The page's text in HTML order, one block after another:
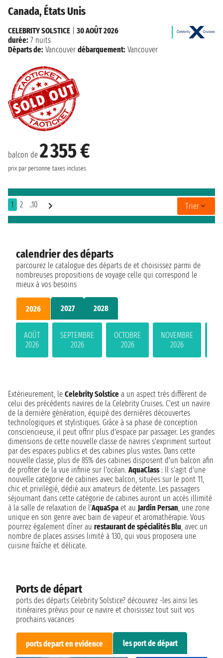
Canada, États Unis
balcon de 2 355 €
prix par personne taxes incluses
CELEBRITY SOLSTICE
30 AOÛT 2026
durée: 7 nuits
Départs de: Vancouver débarquement: Vancouver
1 2 ..10 Trier
calendrier des départs
parcourez le catalogue des départs de et choisissez parmi de
nombreuses propositions de voyage celle qui correspond le
mieux à vos besoins
2026 2027 2028
AOÛT
2026
SEPTEMBRE
2026
OCTOBRE
2026
NOVEMBRE
2026
Ports de départ
ports des départs Celebrity Solstice? découvrez -les ainsi les
itinéraires prévus pour ce navire et choisissez tout suit vos
prochains vacances
ports depart en evidence les port de départ
Extérieurement, le Celebrity Solstice a un aspect très différent de
celui des précédents navires de la Celebrity Cruises. C'est un navire
de la dernière génération, équipé des dernières découvertes
technologiques et stylistiques. Grâce à sa phase de conception
consciencieuse, il peut offrir plus d'espace par passager. Les grandes
dimensions de cette nouvelle classe de navires s'expriment surtout
par des espaces publics et des cabines plus vastes. Dans cette
nouvelle classe, plus de 85% des cabines disposent d'un balcon afin
de profiter de la vue infinie sur l'océan. AquaClass: Il s'agit d'une
nouvelle catégorie de cabines avec balcon, situées sur le pont 11,
chic et privilégié, dédié aux amateurs de détente. Les passagers
séjournant dans cette catégorie de cabines auront un accès illimité
à la salle de relaxation de l'AquaSpa et au Jardin Persan, une zone
unique en son genre avec bain de vapeur et aromathérapie. Vous
pourrez également dîner au restaurant de spécialités Blu, avec un
nombre de places assises limité à 130, qui vous proposera une
cuisine fraîche et délicate.